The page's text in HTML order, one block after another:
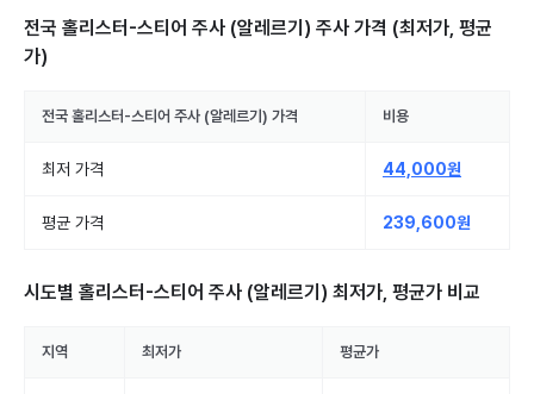
전국 홀리스터-스티어 주사 (알레르기) 주사 가격 (최저가, 평균
가)
전국 홀리스터-스티어 주사 (알레르기) 가격 비용
최저 가격 44,000원
평균 가격 239,600원
시도별 홀리스터-스티어 주사 (알레르기) 최저가, 평균가 비교
지역 최저가 평균가